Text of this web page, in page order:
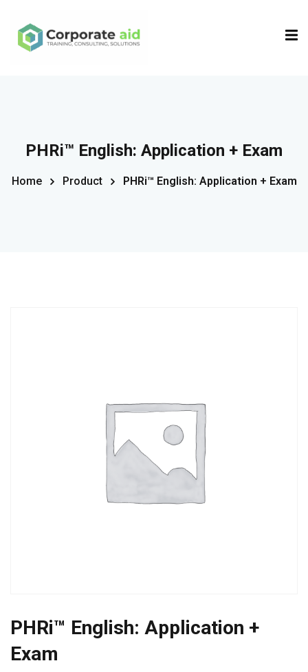
PHRi™ English: Application + Exam
Home Product PHRi™ English: Application + Exam
PHRi™ English: Application +
Exam
Sign in